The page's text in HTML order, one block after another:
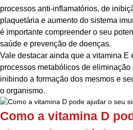
oxidativo, favorecendo a proteção do
Assim como avitamina C, a vitamina
processos anti-inflamatórios, de
plaquetária e aumento do sistema
é importante compreender o seu
saúde e prevenção de doenças.
Vale destacar ainda que a vitamina E
processos metabólicos de eliminação
inibindo a formação dos mesmos e
o organismo.